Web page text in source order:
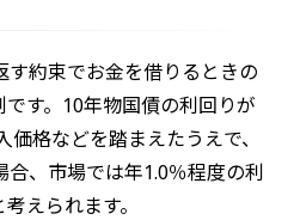
す約束でお金を借りるときの
す。10年物国債の利回りが
格などを踏まえたうえで、
合、市場では年1.0％程度の利
えられます。